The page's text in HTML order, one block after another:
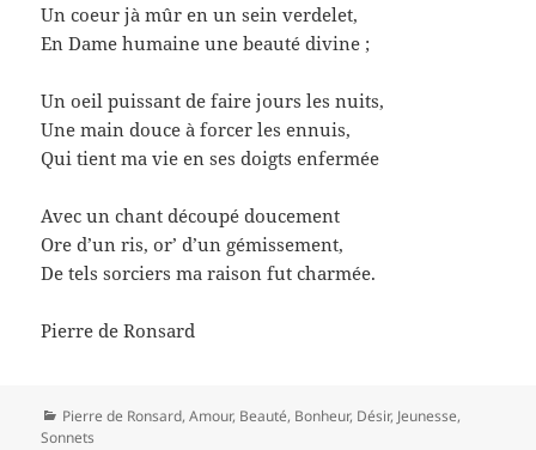
Un coeur jà mûr en un sein verdelet,
En Dame humaine une beauté divine ;
Un oeil puissant de faire jours les nuits,
Une main douce à forcer les ennuis,
Qui tient ma vie en ses doigts enfermée
Avec un chant découpé doucement
Ore d’un ris, or’ d’un gémissement,
De tels sorciers ma raison fut charmée.
Pierre de Ronsard
Catégories
Pierre de Ronsard,Amour, Beauté, Bonheur, Désir, Jeunesse,
Sonnets